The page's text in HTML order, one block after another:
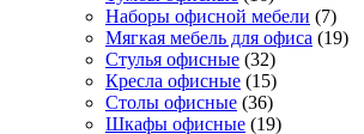
Наборы офисной мебели (7)
Мягкая мебель для офиса (19)
Стулья офисные (32)
Кресла офисные (15)
Столы офисные (36)
Шкафы офисные (19)